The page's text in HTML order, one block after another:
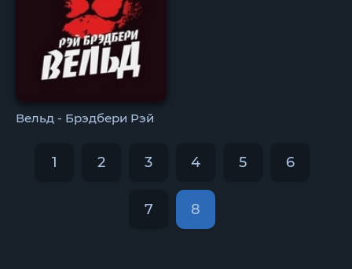
Вельд - Брэдбери Рэй
1 2 3 4 5 6
7 8